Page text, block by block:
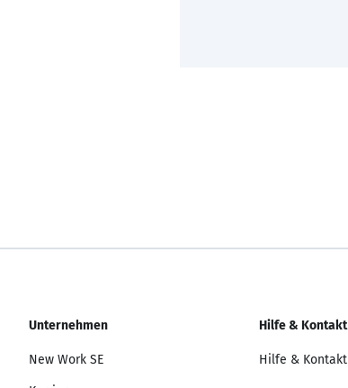
Unternehmen
New Work SE
Hilfe & Kontakt
Hilfe & Kontakt